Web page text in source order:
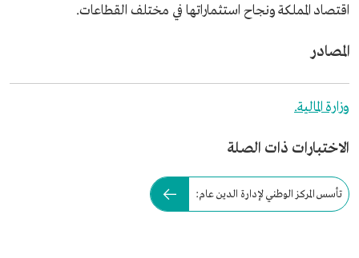
اقتصاد المملكة ونجاح استثماراتها في مختلف القطاعات.
المصادر
وزارة المالية.
الاختبارات ذات الصلة
تأسس المركز الوطني لإدارة الدين عام: